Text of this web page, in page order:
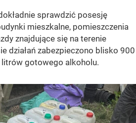
sprawdzić posesję
mieszkalne, pomieszczenia
znajdujące się na terenie
działań zabezpieczono blisko 900
litrów gotowego alkoholu.